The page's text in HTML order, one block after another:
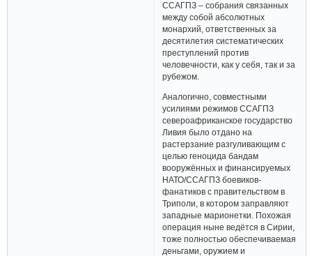
ССАГПЗ – собрания связанных
между собой абсолютных
монархий, ответственных за
десятилетия систематических
преступлений против
человечности, как у себя, так и за
рубежом.
Аналогично, совместными
усилиями режимов ССАГПЗ
североафриканское государство
Ливия было отдано на
растерзание разгуливающим с
целью геноцида бандам
вооружённых и финансируемых
НАТО/ССАГПЗ боевиков-
фанатиков с правительством в
Триполи, в котором заправляют
западные марионетки. Похожая
операция ныне ведётся в Сирии,
тоже полностью обеспечиваемая
деньгами, оружием и